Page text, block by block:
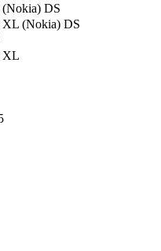
DS
(Nokia) DS
XL